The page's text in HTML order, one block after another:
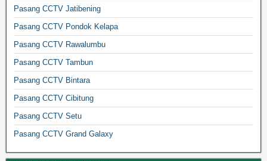
Pasang CCTV Jatibening
Pasang CCTV Pondok Kelapa
Pasang CCTV Rawalumbu
Pasang CCTV Tambun
Pasang CCTV Bintara
Pasang CCTV Cibitung
Pasang CCTV Setu
Pasang CCTV Grand Galaxy